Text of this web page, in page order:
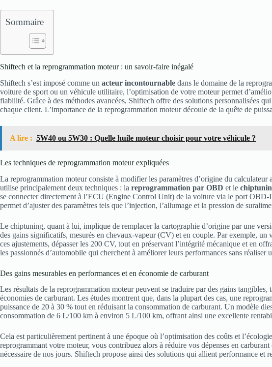
Sommaire
Shiftech et la reprogrammation moteur : un savoir-faire inégalé
Shiftech s’est imposé comme un acteur incontournable dans le domaine de la
voiture de sport ou un véhicule utilitaire, l’optimisation de votre moteur permet
fiabilité. Grâce à des méthodes avancées, Shiftech offre des solutions personnalisées
chaque client. L’importance de la reprogrammation moteur découle de la quête de
A lire : 5W40 ou 5W30 : Quelle huile moteur choisir pour votre véhicule ?
Les techniques de reprogrammation moteur expliquées
La reprogrammation moteur consiste à modifier les paramètres d’origine du calculateur
utilise principalement deux techniques : la reprogrammation par OBD et le
se connecter directement à l’ECU (Engine Control Unit) de la voiture via le port
permet d’ajuster des paramètres tels que l’injection, l’allumage et la pression de
Le chiptuning, quant à lui, implique de remplacer la cartographie d’origine par une
des gains significatifs, mesurés en chevaux-vapeur (CV) et en couple. Par exemple, un
ces ajustements, dépasser les 200 CV, tout en préservant l’intégrité mécanique et en
les passionnés d’automobile qui cherchent à améliorer leurs performances sans réaliser
Des gains mesurables en performances et en économie de carburant
Les résultats de la reprogrammation moteur peuvent se traduire par des gains tangibles,
économies de carburant. Les études montrent que, dans la plupart des cas, une
puissance de 20 à 30 % tout en réduisant la consommation de carburant. Un modèle
consommation de 6 L/100 km à environ 5 L/100 km, offrant ainsi une excellente
Cela est particulièrement pertinent à une époque où l’optimisation des coûts et
reprogrammant votre moteur, vous contribuez alors à réduire vos dépenses en
nécessaire de nos jours. Shiftech propose ainsi des solutions qui allient performance et